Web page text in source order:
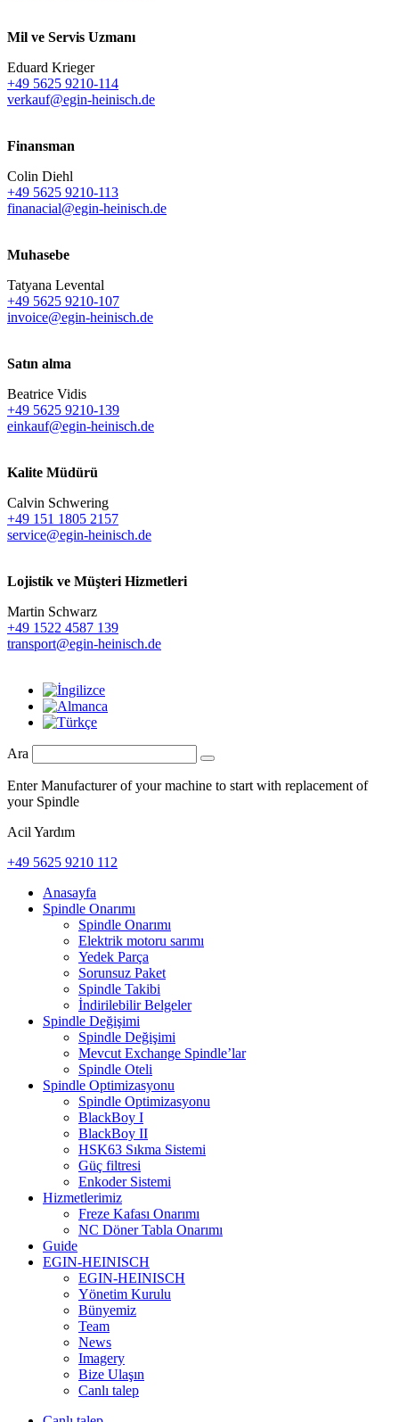
Mil ve Servis Uzmanı
Eduard Krieger
+49 5625 9210-114
verkauf@egin-heinisch.de
Finansman
Colin Diehl
+49 5625 9210-113
finanacial@egin-heinisch.de
Muhasebe
Tatyana Levental
+49 5625 9210-107
invoice@egin-heinisch.de
Satın alma
Beatrice Vidis
+49 5625 9210-139
einkauf@egin-heinisch.de
Kalite Müdürü
Calvin Schwering
+49 151 1805 2157
service@egin-heinisch.de
Lojistik ve Müşteri Hizmetleri
Martin Schwarz
+49 1522 4587 139
transport@egin-heinisch.de
Ara
Enter Manufacturer of your machine to start with replacement of
your Spindle
Acil Yardım
+49 5625 9210 112
Anasayfa
Spindle Onarımı
Spindle Onarımı
Elektrik motoru sarımı
Yedek Parça
Sorunsuz Paket
Spindle Takibi
İndirilebilir Belgeler
Spindle Değişimi
Spindle Değişimi
Mevcut Exchange Spindle’lar
Spindle Oteli
Spindle Optimizasyonu
Spindle Optimizasyonu
BlackBoy I
BlackBoy II
HSK63 Sıkma Sistemi
Güç filtresi
Enkoder Sistemi
Hizmetlerimiz
Freze Kafası Onarımı
NC Döner Tabla Onarımı
Guide
EGIN-HEINISCH
EGIN-HEINISCH
Yönetim Kurulu
Bünyemiz
Team
News
Imagery
Bize Ulaşın
Canlı talep